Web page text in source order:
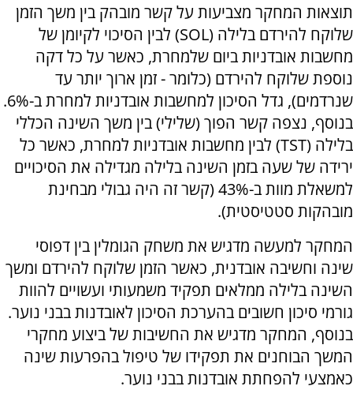
תוצאות המחקר מצביעות על קשר מובהק בין משך הזמן
שלוקח להירדם בלילה (SOL) לבין הסיכוי לקיומן של
מחשבות אובדניות ביום שלמחרת, כאשר על כל דקה
נוספת שלוקח להירדם (כלומר - זמן ארוך יותר עד
שנרדמים), גדל הסיכון למחשבות אובדניות למחרת ב-6%.
בנוסף, נצפה קשר הפוך (שלילי) בין משך השינה הכללי
בלילה (TST) לבין מחשבות אובדניות למחרת, כאשר כל
ירידה של שעה בזמן השינה בלילה מגדילה את הסיכויים
למשאלת מוות ב-43% (קשר זה היה גבולי מבחינת
מובהקות סטטיסטית).
המחקר למעשה מדגיש את משחק הגומלין בין דפוסי
שינה וחשיבה אובדנית, כאשר הזמן שלוקח להירדם ומשך
השינה בלילה ממלאים תפקיד משמעותי ועשויים להוות
גורמי סיכון חשובים בהערכת הסיכון לאובדנות בבני נוער.
בנוסף, המחקר מדגיש את החשיבות של ביצוע מחקרי
המשך הבוחנים את תפקידו של טיפול בהפרעות שינה
כאמצעי להפחתת אובדנות בבני נוער.